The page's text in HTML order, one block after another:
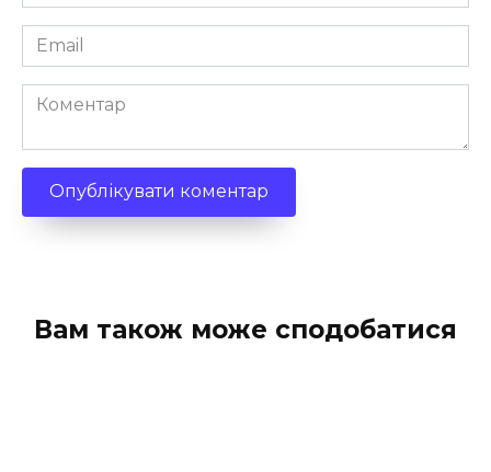
Email
*
Коментар
Вам також може сподобатися